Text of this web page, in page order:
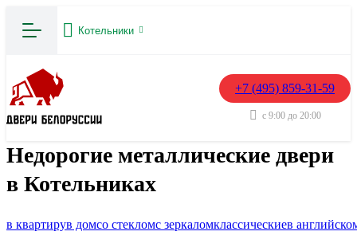
Котельники
+7 (495) 859-31-59
с 9:00 до 20:00
Недорогие металлические двери
в Котельниках
в квартирув домсо стекломс зеркаломклассическиев